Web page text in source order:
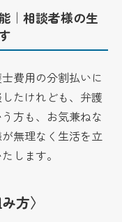
｜相談者様の生
費用の分割払いに
たけれども、弁護
方も、お気兼ねな
無理なく生活を立
します。
方〉